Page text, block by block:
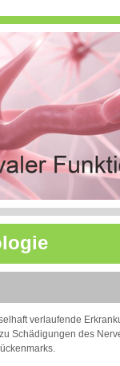
verlaufende
Schädigungen des